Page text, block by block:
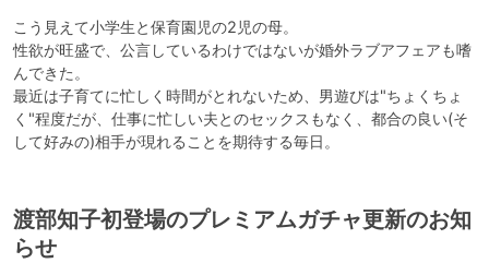
こう見えて小学生と保育園児の2児の母。
性欲が旺盛で、公言しているわけではないが婚外ラブアフェアも嗜
んできた。
最近は子育てに忙しく時間がとれないため、男遊びは"ちょくちょ
く"程度だが、仕事に忙しい夫とのセックスもなく、都合の良い(そ
して好みの)相手が現れることを期待する毎日。
渡部知子初登場のプレミアムガチャ更新のお知
らせ